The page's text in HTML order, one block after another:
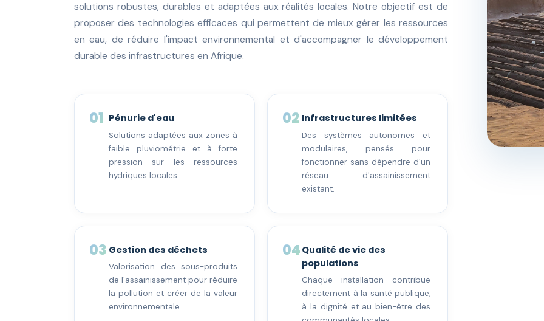
solutions robustes, durables et adaptées aux réalités locales. Notre objectif est de
proposer des technologies efficaces qui permettent de mieux gérer les ressources
en eau, de réduire l'impact environnemental et d'accompagner le développement
durable des infrastructures en Afrique.
01 Pénurie d'eau
Solutions adaptées aux zones à
faible pluviométrie et à forte
pression sur les ressources
hydriques locales.
02 Infrastructures limitées
Des systèmes autonomes et
modulaires, pensés pour
fonctionner sans dépendre d'un
réseau d'assainissement
existant.
03 Gestion des déchets
Valorisation des sous-produits
de l'assainissement pour réduire
la pollution et créer de la valeur
environnementale.
04 Qualité de vie des
populations
Chaque installation contribue
directement à la santé publique,
à la dignité et au bien-être des